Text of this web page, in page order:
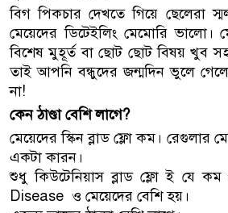
বিগ পিকচার দেখতে গিয়ে ছেলেরা
মেয়েদের ডিটেইলিং মেমোরি ভালো।
বিশেষ মুহূর্ত বা ছোট ছোট বিষয় খুব
তাই আপনি বন্ধুদের জন্মদিন ভুলে
না!
কেন ঠাণ্ডা বেশি লাগে?
মেয়েদের স্কিন ব্লাড ফ্লো কম। রেগুলার
একটা কারন।
শুধু কিউটেনিয়াস ব্লাড ফ্লো ই যে
Disease ও মেয়েদের বেশি হয়।